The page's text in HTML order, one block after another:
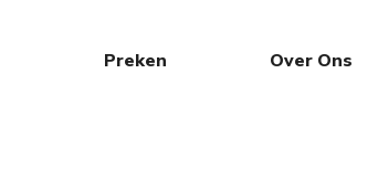
Preken Over Ons